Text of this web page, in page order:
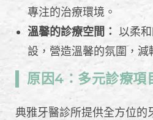
專注的治療環境。
溫馨的診療空間： 以柔
設，營造溫馨的氛圍，減
原因4：多元診療項
典雅牙醫診所提供全方位的